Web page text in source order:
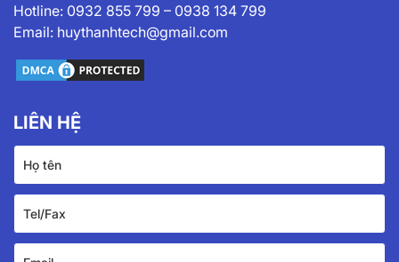
Hotline: 0932 855 799 – 0938 134 799
Email: huythanhtech@gmail.com
LIÊN HỆ